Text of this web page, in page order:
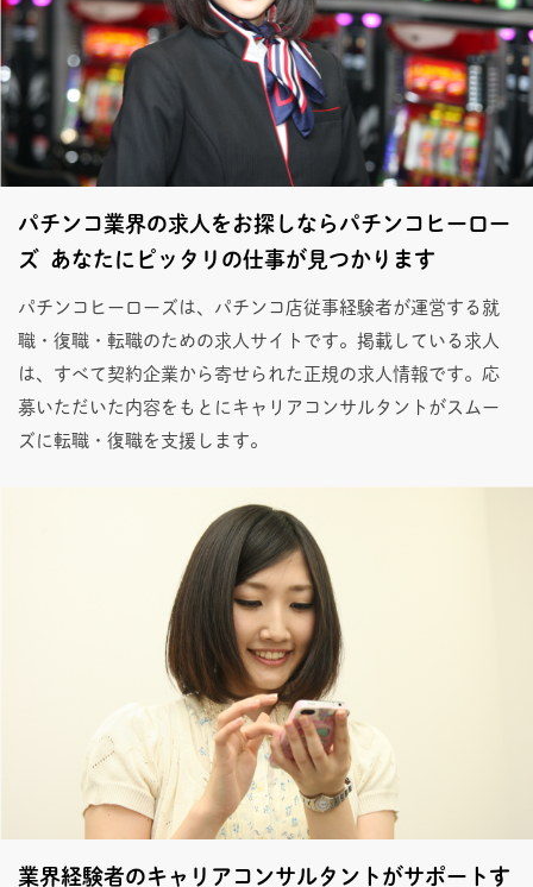
パチンコ業界の求人をお探しならパチンコヒーロー
ズ あなたにピッタリの仕事が見つかります
パチンコヒーローズは、パチンコ店従事経験者が運営する就
職・復職・転職のための求人サイトです。掲載している求人
は、すべて契約企業から寄せられた正規の求人情報です。応
募いただいた内容をもとにキャリアコンサルタントがスムー
ズに転職・復職を支援します。
業界経験者のキャリアコンサルタントがサポートす